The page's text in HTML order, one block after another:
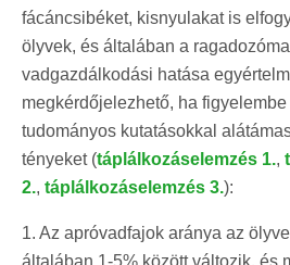
fácáncsibéket, kisnyulakat is
ölyvek, és általában a
vadgazdálkodási hatása
megkérdőjelezhető, ha
tudományos kutatásokkal
tényeket (táplálkozáselemzés 1.,
2., táplálkozáselemzés 3.):
1. Az apróvadfajok aránya az
általában 1-5% között változik, és